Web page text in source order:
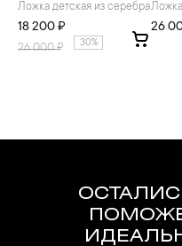
Ложка детская из серебра
18 200 ₽
26 000₽ 30%
26